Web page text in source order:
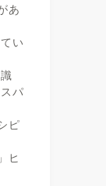
あ
い
パ
ピ
ヒ